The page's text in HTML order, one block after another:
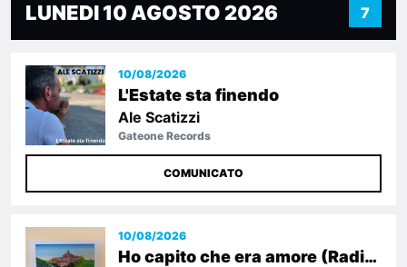
LUNEDI 10 AGOSTO 2026 7
10/08/2026
L'Estate sta finendo
Ale Scatizzi
Gateone Records
COMUNICATO
10/08/2026
Ho capito che era amore (Radio Edit)